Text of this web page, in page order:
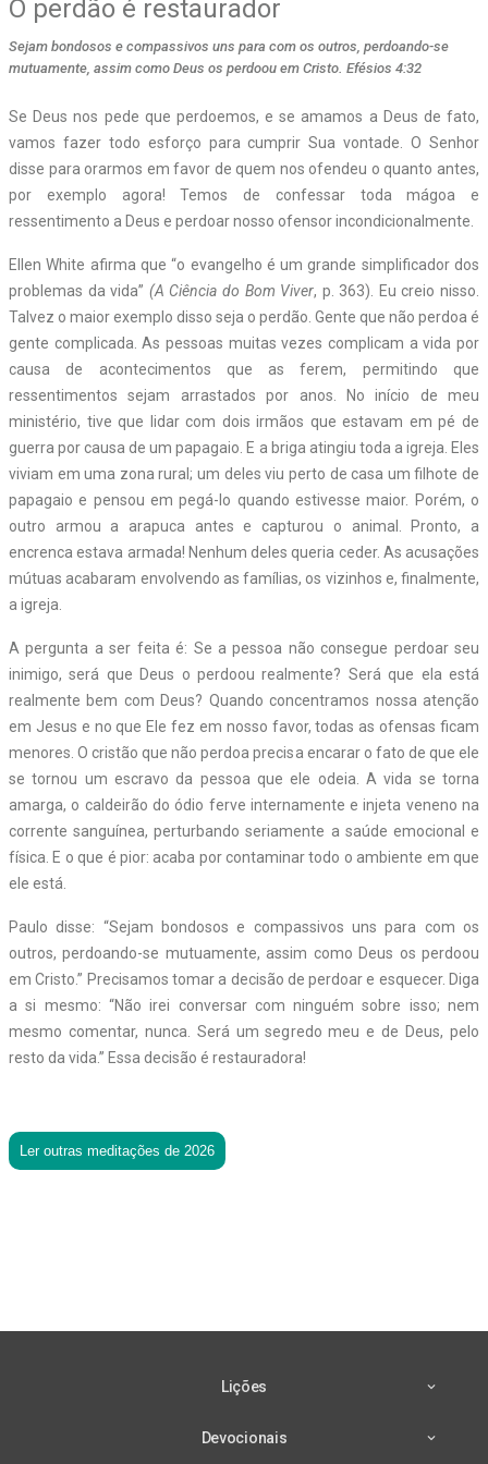
O perdão é restaurador
Sejam bondosos e compassivos uns para com os outros, perdoando-se
mutuamente, assim como Deus os perdoou em Cristo. Efésios 4:32
Se Deus nos pede que perdoemos, e se amamos a Deus de fato,
vamos fazer todo esforço para cumprir Sua vontade. O Senhor
disse para orarmos em favor de quem nos ofendeu o quanto antes,
por exemplo agora! Temos de confessar toda mágoa e
ressentimento a Deus e perdoar nosso ofensor incondicionalmente.
Ellen White afirma que “o evangelho é um grande simplificador dos
problemas da vida” (A Ciência do Bom Viver, p. 363). Eu creio nisso.
Talvez o maior exemplo disso seja o perdão. Gente que não perdoa é
gente complicada. As pessoas muitas vezes complicam a vida por
causa de acontecimentos que as ferem, permitindo que
ressentimentos sejam arrastados por anos. No início de meu
ministério, tive que lidar com dois irmãos que estavam em pé de
guerra por causa de um papagaio. E a briga atingiu toda a igreja. Eles
viviam em uma zona rural; um deles viu perto de casa um filhote de
papagaio e pensou em pegá-lo quando estivesse maior. Porém, o
outro armou a arapuca antes e capturou o animal. Pronto, a
encrenca estava armada! Nenhum deles queria ceder. As acusações
mútuas acabaram envolvendo as famílias, os vizinhos e, finalmente,
a igreja.
A pergunta a ser feita é: Se a pessoa não consegue perdoar seu
inimigo, será que Deus o perdoou realmente? Será que ela está
realmente bem com Deus? Quando concentramos nossa atenção
em Jesus e no que Ele fez em nosso favor, todas as ofensas ficam
menores. O cristão que não perdoa precisa encarar o fato de que ele
se tornou um escravo da pessoa que ele odeia. A vida se torna
amarga, o caldeirão do ódio ferve internamente e injeta veneno na
corrente sanguínea, perturbando seriamente a saúde emocional e
física. E o que é pior: acaba por contaminar todo o ambiente em que
ele está.
Paulo disse: “Sejam bondosos e compassivos uns para com os
outros, perdoando-se mutuamente, assim como Deus os perdoou
em Cristo.” Precisamos tomar a decisão de perdoar e esquecer. Diga
a si mesmo: “Não irei conversar com ninguém sobre isso; nem
mesmo comentar, nunca. Será um segredo meu e de Deus, pelo
resto da vida.” Essa decisão é restauradora!
Ler outras meditações de 2026
Lições
Devocionais